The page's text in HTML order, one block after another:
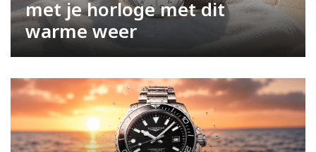
met je horloge met dit
warme weer